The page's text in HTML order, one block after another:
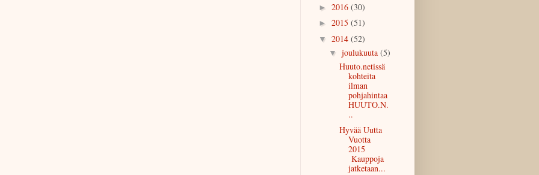
► 2016 (30)
► 2015 (51)
▼ 2014 (52)
▼ joulukuuta (5)
Huuto.netissä
kohteita
ilman
pohjahintaa
HUUTO.N.
..
Hyvää Uutta
Vuotta
2015
Kauppoja
jatketaan...